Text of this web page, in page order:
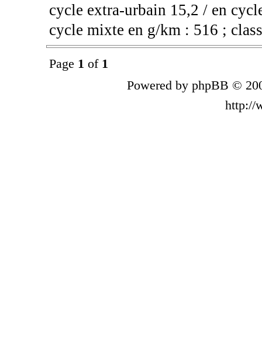
cycle extra-urbain 15,2 / en
cycle mixte en g/km : 516 ;
Page 1 of 1
Powered by phpBB ©
http://